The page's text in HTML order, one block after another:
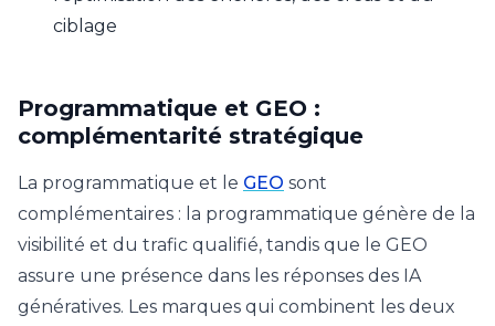
ciblage
Programmatique et GEO :
complémentarité stratégique
La programmatique et le GEO sont
complémentaires : la programmatique génère de la
visibilité et du trafic qualifié, tandis que le GEO
assure une présence dans les réponses des IA
génératives. Les marques qui combinent les deux